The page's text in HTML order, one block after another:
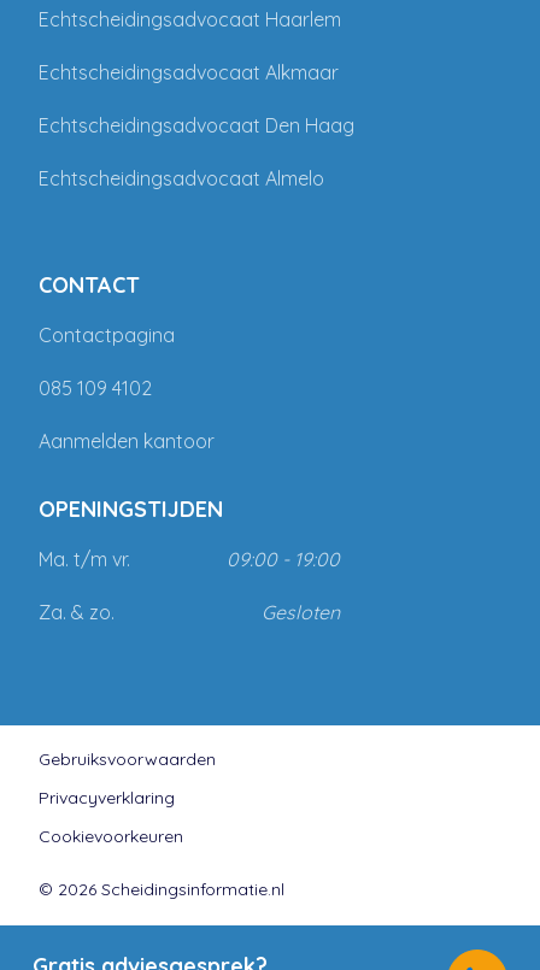
Echtscheidingsadvocaat Haarlem
Echtscheidingsadvocaat Alkmaar
Echtscheidingsadvocaat Den Haag
Echtscheidingsadvocaat Almelo
CONTACT
Contactpagina
085 109 4102
Aanmelden kantoor
OPENINGSTIJDEN
Ma. t/m vr. 09:00 - 19:00
Za. & zo. Gesloten
© 2026 Scheidingsinformatie.nl
Gebruiksvoorwaarden
Privacyverklaring
Cookievoorkeuren